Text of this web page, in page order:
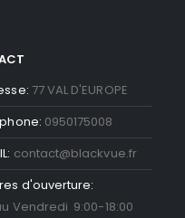
77 VAL D'EUROPE
0950175008
contact@blackvue.fr
d'ouverture:
Vendredi 9:00-18:00